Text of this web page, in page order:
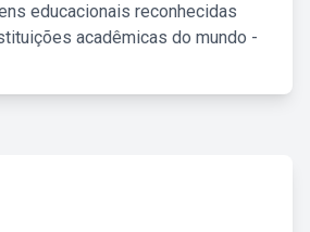
educacionais reconhecidas
acadêmicas do mundo -